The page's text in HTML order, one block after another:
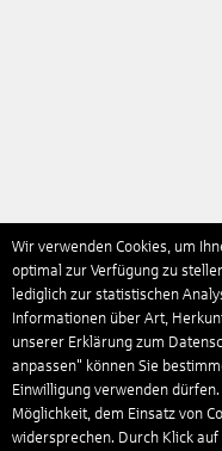
Wir verwenden Cookies, um
optimal zur Verfügung zu
lediglich zur statistischen
Informationen über Art,
unserer Erklärung zum
anpassen" können Sie
Einwilligung verwenden
Möglichkeit, dem Einsatz von
widersprechen. Durch Klick